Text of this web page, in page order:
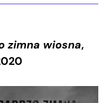
zimna wiosna,